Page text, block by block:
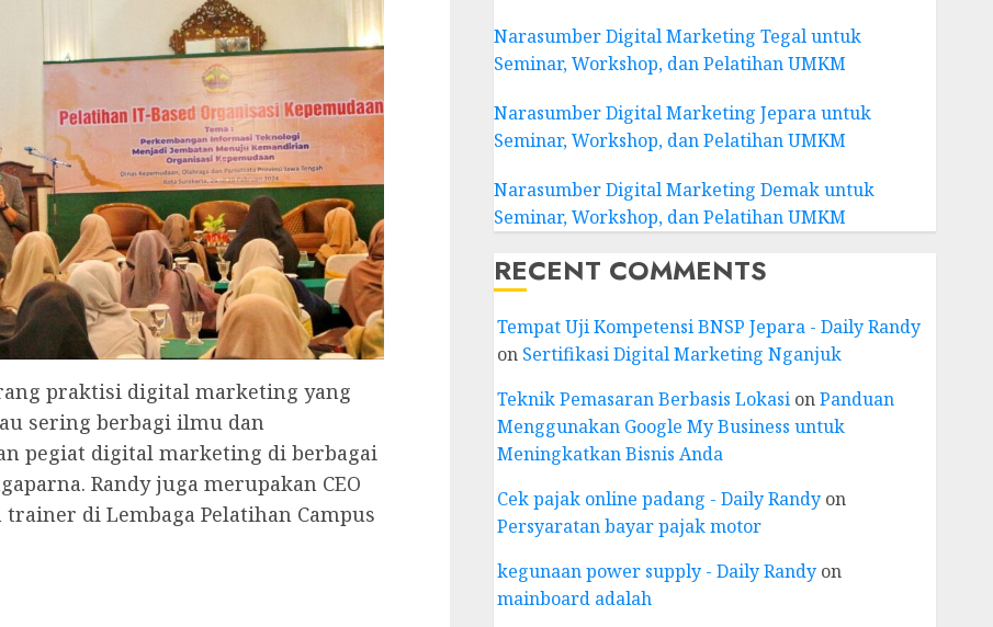
praktisi digital marketing yang
sering berbagi ilmu dan
pegiat digital marketing di berbagai
Randy juga merupakan CEO
di Lembaga Pelatihan Campus
Narasumber Digital Marketing Tegal untuk
Seminar, Workshop, dan Pelatihan UMKM
Narasumber Digital Marketing Jepara untuk
Seminar, Workshop, dan Pelatihan UMKM
Narasumber Digital Marketing Demak untuk
Seminar, Workshop, dan Pelatihan UMKM
RECENT COMMENTS
Tempat Uji Kompetensi BNSP Jepara - Daily Randy
on Sertifikasi Digital Marketing Nganjuk
Teknik Pemasaran Berbasis LokasionPanduan
Menggunakan Google My Business untuk
Meningkatkan Bisnis Anda
Cek pajak online padang - Daily Randyon
Persyaratan bayar pajak motor
kegunaan power supply - Daily Randyon
mainboard adalah